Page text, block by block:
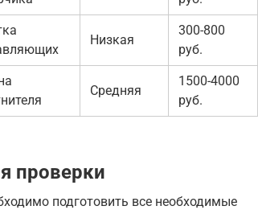
Низкая
300-800
руб.
Средняя
1500-4000
руб.
проверки
подготовить все необходимые